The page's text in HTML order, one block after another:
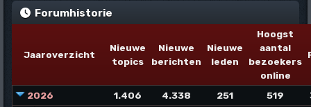
Forumhistorie
Jaaroverzicht
Nieuwe
topics
Nieuwe
berichten
Nieuwe
leden
Hoogst
aantal
bezoekers
online
2026 1.406 4.338 251 519